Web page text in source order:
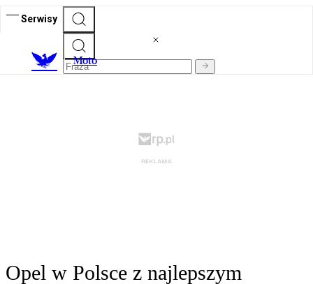
Serwisy
Moto
Opel w Polsce z najlepszym